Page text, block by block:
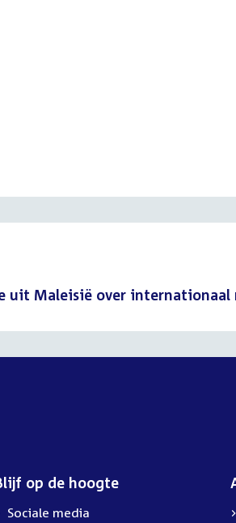
uit Maleisië over internationaal
op de hoogte
Sociale media